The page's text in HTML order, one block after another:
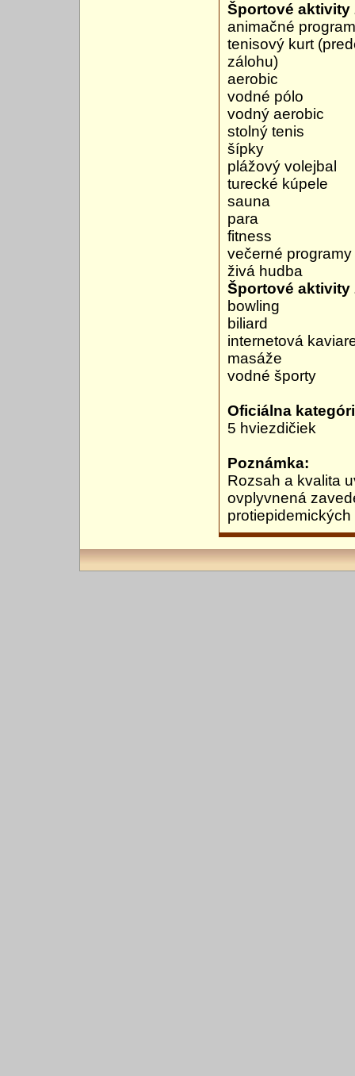
Športové aktivity
animačné
tenisový kurt
zálohu)
aerobic
vodné pólo
vodný aerobic
stolný tenis
šípky
plážový volejbal
turecké kúpele
sauna
para
fitness
večerné programy
živá hudba
Športové aktivity
bowling
biliard
internetová
masáže
vodné športy
Oficiálna
5 hviezdičiek
Poznámka:
Rozsah a kvalita
ovplyvnená